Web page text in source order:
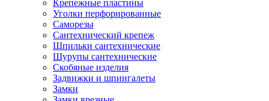
Крепежные пластины
Уголки перфорированные
Саморезы
Сантехнический крепеж
Шпильки сантехнические
Шурупы сантехнические
Скобяные изделия
Задвижки и шпингалеты
Замки